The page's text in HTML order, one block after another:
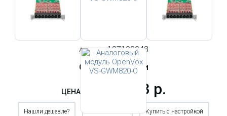
Артикул:197100043
Статус: в наличии
ЦЕНА 19 218.73 р.
Нашли дешевле? Хотите оптом? Купить с настройкой